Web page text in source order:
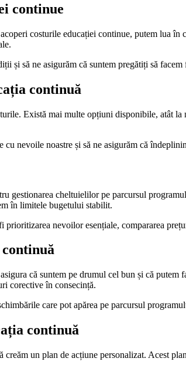
continue
costurile educației continue, putem lua
și să ne asigurăm că suntem pregătiți să
continuă
Există mai multe opțiuni disponibile, atât
nevoile noastre și să ne asigurăm că
gestionarea cheltuielilor pe parcursul
în limitele bugetului stabilit.
nevoilor esențiale, compararea
că suntem pe drumul cel bun și că
corective în consecință.
care pot apărea pe parcursul
continuă
un plan de acțiune personalizat. Acest